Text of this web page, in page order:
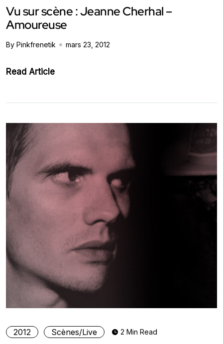
Vu sur scène : Jeanne Cherhal –
Amoureuse
By Pinkfrenetik mars 23, 2012
Read Article
2012 Scènes/Live 2 Min Read